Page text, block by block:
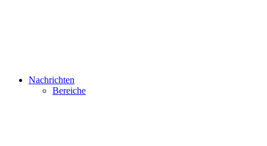
Nachrichten
Bereiche